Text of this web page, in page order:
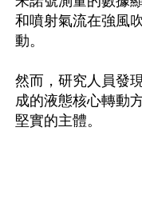
和噴射氣流在強風
動。
然而，研究人員發
成的液態核心轉動
堅實的主體。